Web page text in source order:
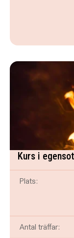
Kurs i
Plats:
Antal träffar: